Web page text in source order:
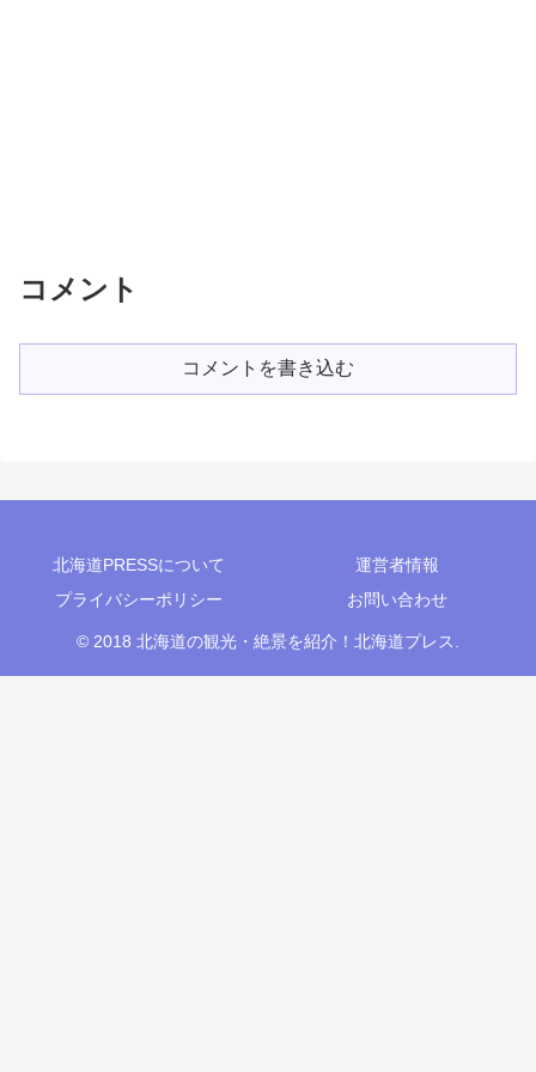
コメント
コメントを書き込む
北海道PRESSについて
運営者情報
プライバシーポリシー
お問い合わせ
© 2018 北海道の観光・絶景を紹介！北海道プレス.